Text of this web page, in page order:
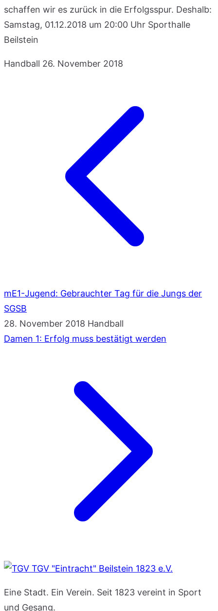
schaffen wir es zurück in die Erfolgsspur. Deshalb:
Samstag, 01.12.2018 um 20:00 Uhr Sporthalle
Beilstein
Handball 26. November 2018
mE1-Jugend: Gebrauchter Tag für die Jungs der
SGSB
28. November 2018 Handball
Damen 1: Erfolg muss bestätigt werden
TGV "Eintracht" Beilstein 1823 e.V.
Eine Stadt. Ein Verein. Seit 1823 vereint in Sport
und Gesang.